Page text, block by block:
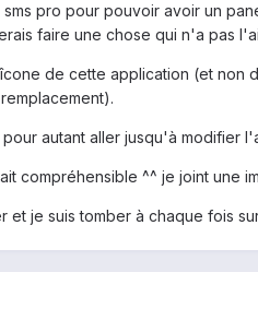
pro pour pouvoir avoir un
faire une chose qui n'a pas
de cette application (et non
autant aller jusqu'à modifier
compréhensible ^^ je joint une
et je suis tomber à chaque fois